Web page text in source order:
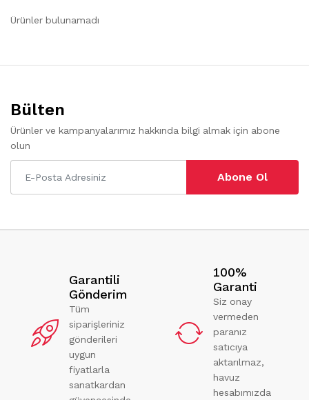
Ürünler bulunamadı
Bülten
Ürünler ve kampanyalarımız hakkında bilgi almak için abone
olun
Abone Ol
Garantili
Gönderim
Tüm
siparişleriniz
gönderileri
uygun
fiyatlarla
sanatkardan
100%
Garanti
Siz onay
vermeden
paranız
satıcıya
aktarılmaz,
havuz
hesabımızda